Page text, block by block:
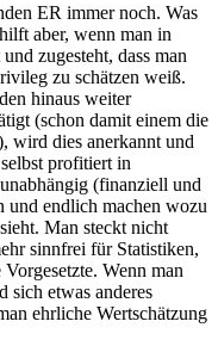
ER immer noch. Was
aber, wenn man in
zugesteht, dass man
zu schätzen weiß.
hinaus weiter
(schon damit einem die
wird dies anerkannt und
profitiert in
(finanziell und
endlich machen wozu
Man steckt nicht
sinnfrei für Statistiken,
Wenn man
sich etwas anderes
ehrliche Wertschätzung